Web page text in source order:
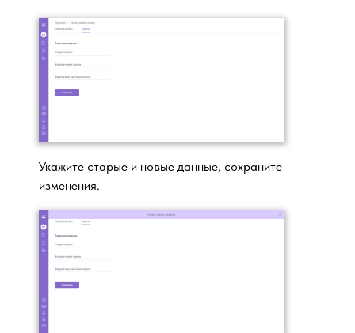
Укажите старые и новые данные, сохраните
изменения.